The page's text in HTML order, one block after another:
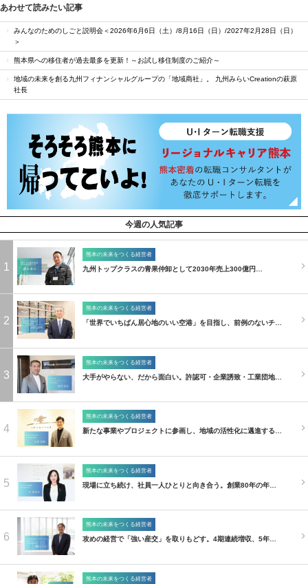
あわせて読みたい記事
みんなのためのしごと説明会＜2026年6月6日（土）/8月16日（日）/2027年2月28日（日）
＞
熊本県への移住者が過去最多を更新！～お試し移住制度のご紹介～
地域の未来を創る九州フィナンシャルグループの「地域商社」。 九州みらいCreationの萩原
社長
今週の人気記事
1
熊本の未来をつくる経営者
九州トップクラスの青果仲卸として2030年売上300億円…
2
熊本の未来をつくる経営者
「世界でいちばん居心地のいい空港」を目指し、前例のないチ…
3
熊本の未来をつくる経営者
大手がやらない、だから面白い。許認可・企業誘致・工業団地…
4
熊本の未来をつくる経営者
新たな事業やプロジェクトに参画し、地域の活性化に邁進する…
5
熊本の未来をつくる経営者
現場に立ち続け、社員一人ひとりと向き合う。創業80年の年…
6
熊本の未来をつくる経営者
攻めの経営で「強い産交」を取りもどす。4期連続増収、5年…
熊本の未来をつくる経営者